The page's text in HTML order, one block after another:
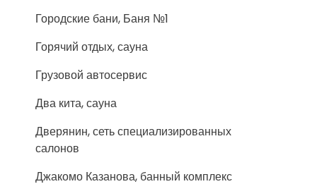
Городские бани, Баня №1
Горячий отдых, сауна
Грузовой автосервис
Два кита, сауна
Дверянин, сеть специализированных
салонов
Джакомо Казанова, банный комплекс